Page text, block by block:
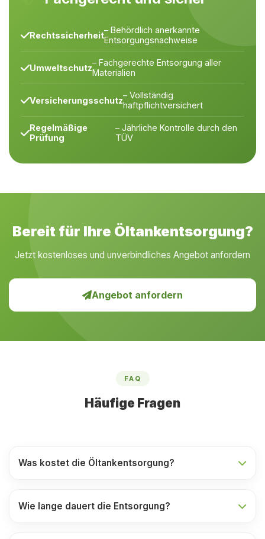
Rechtssicherheit– Behördlich anerkannte
Entsorgungsnachweise
Umweltschutz– Fachgerechte Entsorgung aller
Materialien
Versicherungsschutz– Vollständig
haftpflichtversichert
Regelmäßige
Prüfung
– Jährliche Kontrolle durch den
TÜV
Bereit für Ihre Öltankentsorgung?
Jetzt kostenloses und unverbindliches Angebot anfordern
Angebot anfordern
FAQ
Häufige Fragen
Was kostet die Öltankentsorgung?
Wie lange dauert die Entsorgung?